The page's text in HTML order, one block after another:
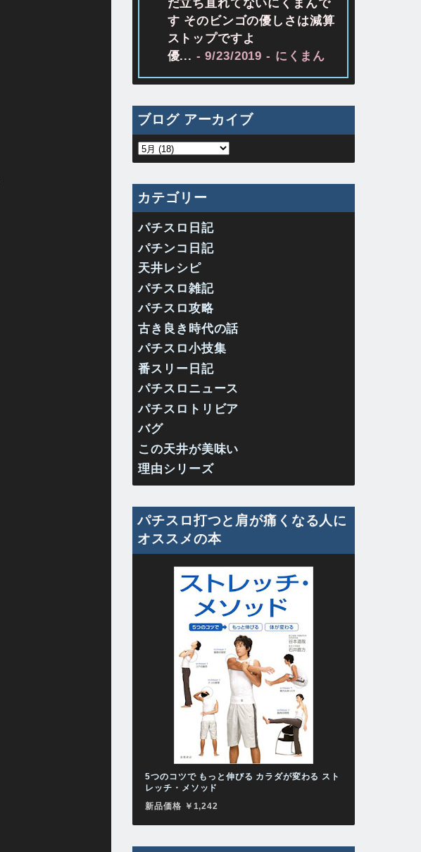
だ立ち直れてないにくまんで
す そのビンゴの優しさは減算
ストップですよ
優... - 9/23/2019 - にくまん
ブログ アーカイブ
カテゴリー
パチスロ日記
パチンコ日記
天井レシピ
パチスロ雑記
パチスロ攻略
古き良き時代の話
パチスロ小技集
番スリー日記
パチスロニュース
パチスロトリビア
バグ
この天井が美味い
理由シリーズ
パチスロ打つと肩が痛くなる人に
オススメの本
5つのコツで もっと伸びる カラダが変わる スト
レッチ・メソッド
新品価格 ￥1,242